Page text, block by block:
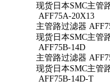
现货日本SMC主管
AFF75A-20X13
主管路过滤器
现货日本SMC主管
AFF75B-14D
主管路过滤器
现货日本SMC主管
AFF75B-14D-T